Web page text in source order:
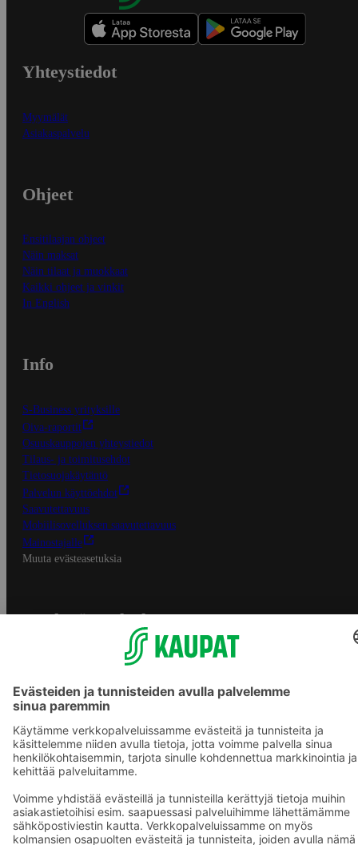
Yhteystiedot
Myymälät
Asiakaspalvelu
Ohjeet
Ensitilaajan ohjeet
Näin maksat
Näin tilaat ja muokkaat
Kaikki ohjeet ja vinkit
In English
Info
S-Business yrityksille
Oiva-raportit
Osuuskauppojen yhteystiedot
Tilaus- ja toimitusehdot
Tietosuojakäytäntö
Palvelun käyttöehdot
Saavutettavuus
Mobiilisovelluksen saavutettavuus
Mainostajalle
Muuta evästeasetuksia
S-ryhmän palvelut
Asiakasomistajuus
Yhteishyvä Ruoka -sovellus
Prisma.fi
Sokos.fi
S-Pankki
Sokos Hotels
Raflaamo